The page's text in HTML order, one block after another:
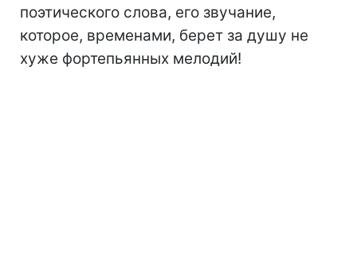
поэтического слова, его звучание,
которое, временами, берет за душу не
хуже фортепьянных мелодий!